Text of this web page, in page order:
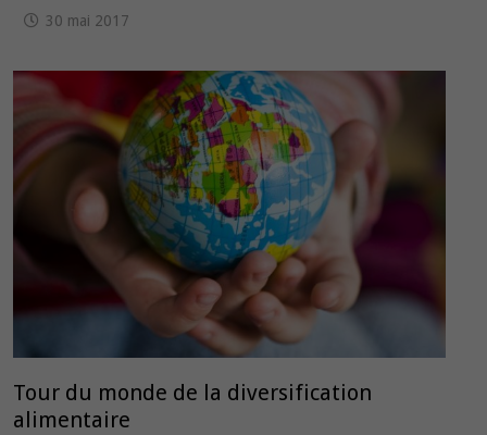
30 mai 2017
Tour du monde de la diversification
alimentaire